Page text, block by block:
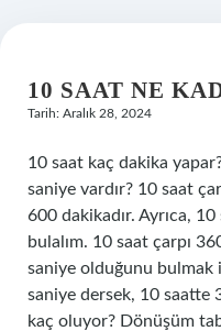
10 SAAT NE
Tarih: Aralık 28, 2024
10 saat kaç dakika
saniye vardır? 10 saat
600 dakikadır. Ayrıca,
bulalım. 10 saat çarpı
saniye olduğunu bulmak
saniye dersek, 10 saatte
kaç oluyor? Dönüşüm